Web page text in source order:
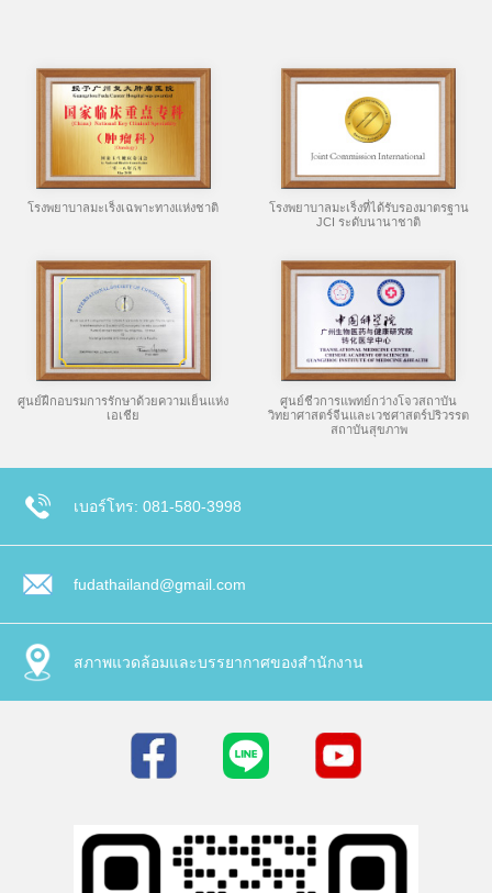
โรงพยาบาลมะเร็งเฉพาะทางแห่งชาติ
โรงพยาบาลมะเร็งที่ได้รับรองมาตรฐาน
JCI ระดับนานาชาติ
ศูนย์ฝึกอบรมการรักษาด้วยความเย็นแห่ง
เอเชีย
ศูนย์ชีวการแพทย์กว่างโจวสถาบัน
วิทยาศาสตร์จีนและเวชศาสตร์ปริวรรต
สถาบันสุขภาพ
เบอร์โทร: 081-580-3998
fudathailand@gmail.com
สภาพแวดล้อมและบรรยากาศของสำนักงาน